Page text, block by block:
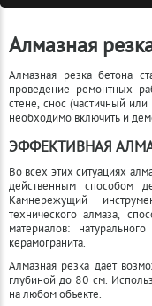
Алмазная
Алмазная резка бетона
проведение ремонтных
стене, снос (частичный
необходимо включить и
ЭФФЕКТИВНАЯ
Во всех этих ситуациях
действенным способом
Камнережущий
технического алмаза,
материалов:
керамогранита.
Алмазная резка дает
глубиной до 80 см.
на любом объекте.